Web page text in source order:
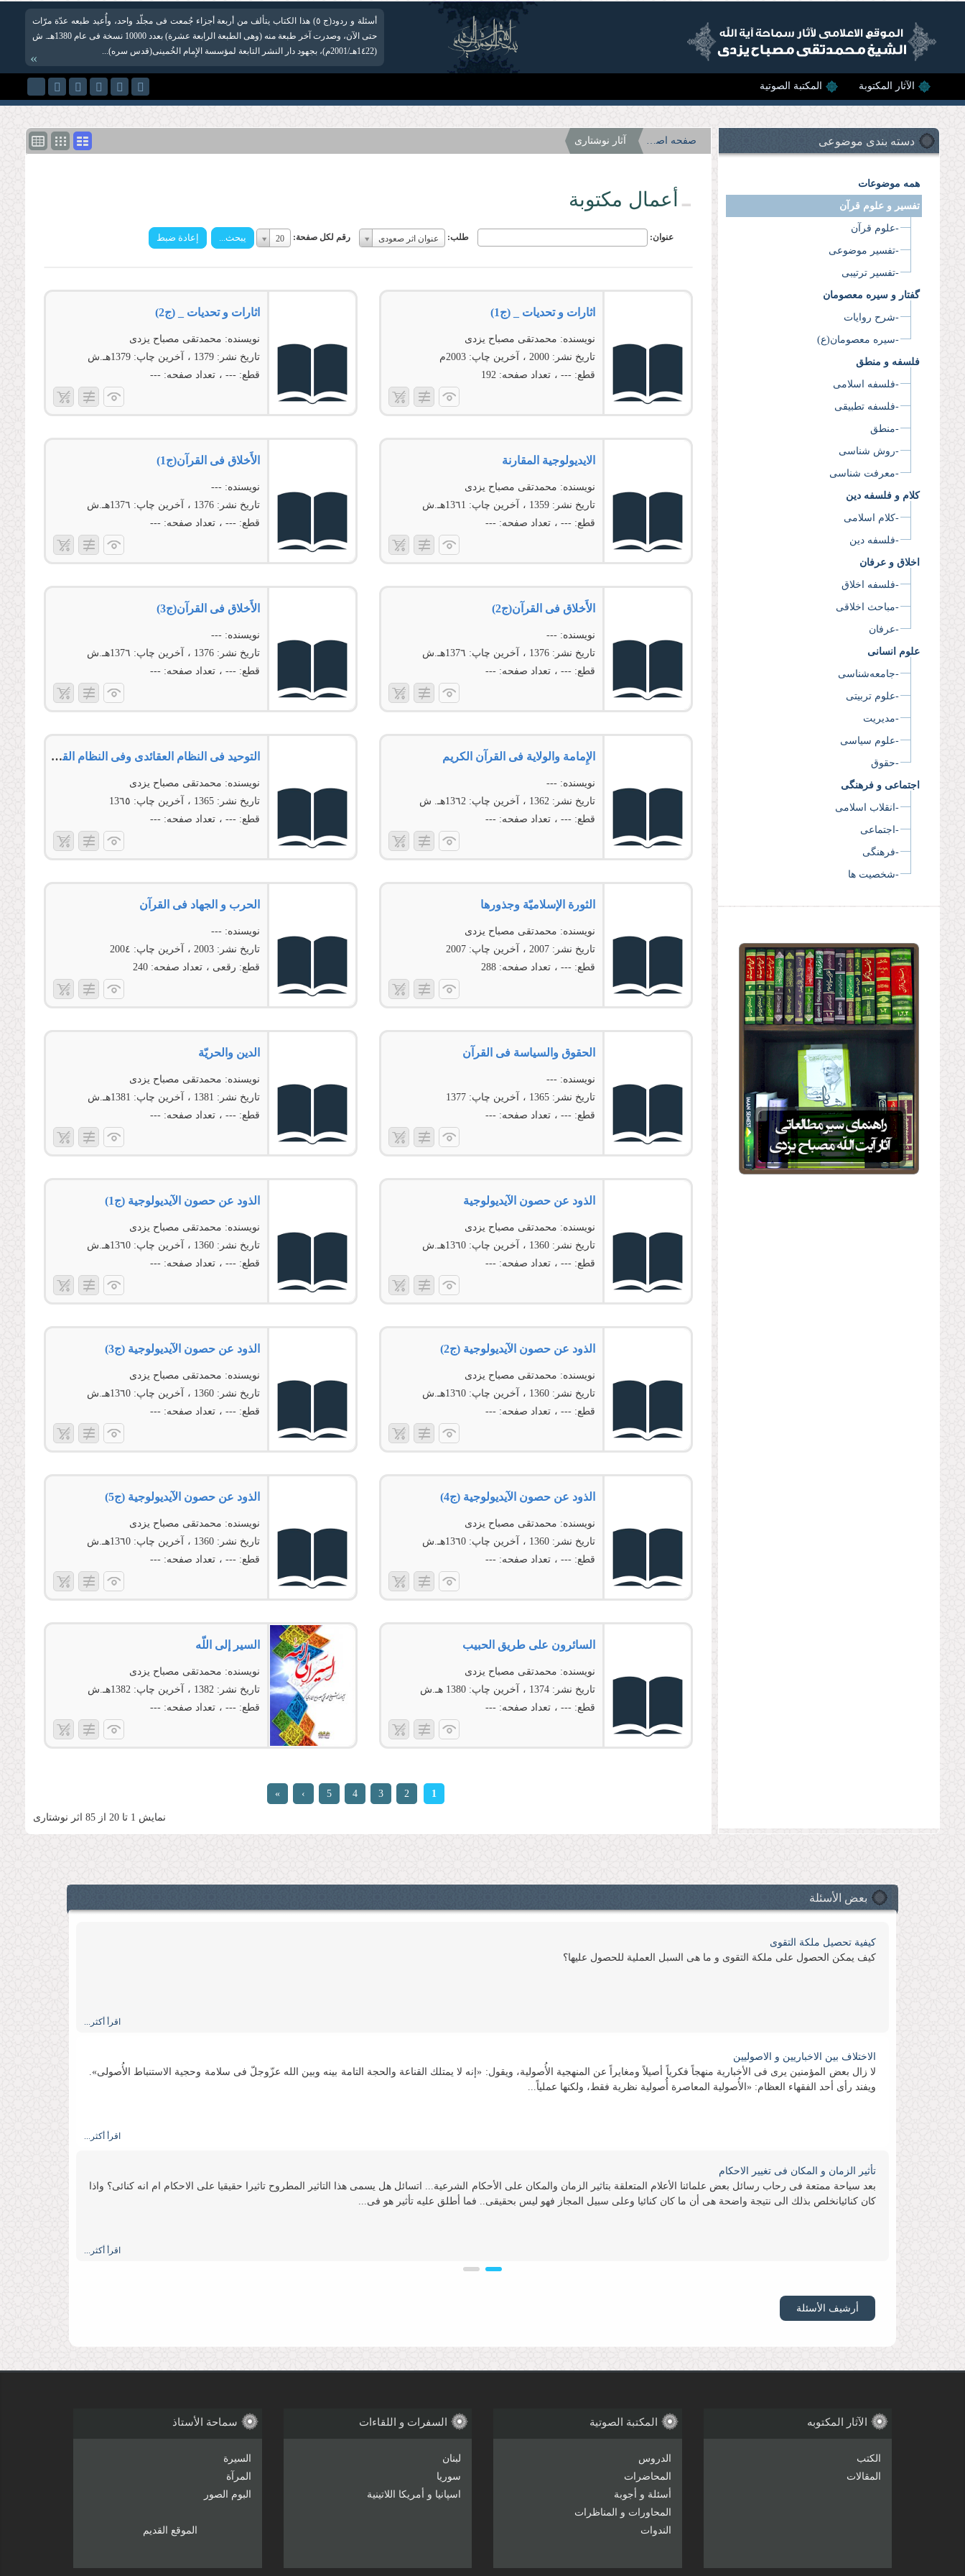
أسئلة و ردود(ج ٥) هذا الكتاب یتألف من أربعة أجزاء جُمعت فی مجلّد واحد، وأُعید طبعه عدّة مرّات
حتى الآن، وصدرت آخر طبعة منه (وهی الطبعة الرابعة عشرة) بعدد 10000 نسخة فی عام 1380هـ. ش
(1٤22هـ/2001م)، بجهود دار النشر التابعة لمؤسسة الإِمام الخُمینی(قدس سره)...
»
الآثار المکتوبة المکتبة الصوتية
دسته بندی موضوعی
همه موضوعات
تفسیر و علوم قرآن
-علوم قرآن
-تفسیر موضوعی
-تفسیر ترتیبی
گفتار و سیره معصومان
-شرح روایات
-سیره معصومان(ع)
فلسفه و منطق
-فلسفه اسلامی
-فلسفه تطبیقی
-منطق
-روش شناسی
-معرفت شناسی
کلام و فلسفه دین
-کلام اسلامی
-فلسفه دین
اخلاق و عرفان
-فلسفه اخلاق
-مباحث اخلاقی
-عرفان
علوم انسانی
-جامعه‌شناسی
-علوم تربیتی
-مدیریت
-علوم سیاسی
-حقوق
اجتماعی و فرهنگی
-انقلاب اسلامی
-اجتماعی
-فرهنگی
-شخصیت ها
صفحه اصلی آثار نوشتاری
أعمال مكتوبة
عنوان: طلب: عنوان اثر صعودی
طلب:
رقم لكل صفحة: 20
رقم
لكل
صفحة:
اثارات و تحدیات _ (ج1)
نویسنده: محمدتقی مصباح یزدی
تاریخ نشر:2000 آخرین چاپ:2003م
قطع:--- تعداد صفحه:192
اثارات و تحدیات _ (ج2)
نویسنده: محمدتقی مصباح یزدی
تاریخ نشر:1379 آخرین چاپ:1379هـ.ش
قطع:--- تعداد صفحه:---
الایدیولوجیة المقارنة
نویسنده: محمدتقی مصباح یزدی
تاریخ نشر:1359 آخرین چاپ: 13٦1هـ.ش
قطع:--- تعداد صفحه:---
الأَخلاق فی القرآن(ج1)
نویسنده:---
تاریخ نشر:1376 آخرین چاپ: 137٦هـ.ش
قطع:--- تعداد صفحه:---
الأَخلاق فی القرآن(ج2)
نویسنده:---
تاریخ نشر:1376 آخرین چاپ: 137٦هـ.ش
قطع:--- تعداد صفحه:---
الأَخلاق فی القرآن(ج3)
نویسنده:---
تاریخ نشر:1376 آخرین چاپ: 137٦هـ.ش
قطع:--- تعداد صفحه:---
الإِمامة والولایة فی القرآن الكریم
نویسنده:---
تاریخ نشر:1362 آخرین چاپ:13٦2هـ. ش
قطع:--- تعداد صفحه:---
التوحید فی النظام العقائدی وفی النظام القیمی الإِسلامی
نویسنده: محمدتقی مصباح یزدی
تاریخ نشر:1365 آخرین چاپ: 13٦٥
قطع:--- تعداد صفحه:---
الثورة الإسلامیّة وجذورها
نویسنده: محمدتقی مصباح یزدی
تاریخ نشر:2007 آخرین چاپ:2007
قطع:--- تعداد صفحه:288
الحرب و الجهاد فی القرآن
نویسنده:---
تاریخ نشر:2003 آخرین چاپ: 200٤
قطع: رقعی تعداد صفحه:240
الحقوق والسیاسة فی القرآن
نویسنده:---
تاریخ نشر:1365 آخرین چاپ:1377
قطع:--- تعداد صفحه:---
الدین والحریّة
نویسنده: محمدتقی مصباح یزدی
تاریخ نشر: 1381 آخرین چاپ: 1381هـ.ش
قطع:--- تعداد صفحه:---
الذود عن حصون الآیدیولوجیة
نویسنده: محمدتقی مصباح یزدی
تاریخ نشر:1360 آخرین چاپ:13٦0هـ.ش
قطع:--- تعداد صفحه:---
الذود عن حصون الآیدیولوجیة (ج1)
نویسنده: محمدتقی مصباح یزدی
تاریخ نشر:1360 آخرین چاپ:13٦0هـ.ش
قطع:--- تعداد صفحه:---
الذود عن حصون الآیدیولوجیة (ج2)
نویسنده: محمدتقی مصباح یزدی
تاریخ نشر:1360 آخرین چاپ:13٦0هـ.ش
قطع:--- تعداد صفحه:---
الذود عن حصون الآیدیولوجیة (ج3)
نویسنده: محمدتقی مصباح یزدی
تاریخ نشر:1360 آخرین چاپ:13٦0هـ.ش
قطع:--- تعداد صفحه:---
الذود عن حصون الآیدیولوجیة (ج4)
نویسنده: محمدتقی مصباح یزدی
تاریخ نشر:1360 آخرین چاپ:13٦0هـ.ش
قطع:--- تعداد صفحه:---
الذود عن حصون الآیدیولوجیة (ج5)
نویسنده: محمدتقی مصباح یزدی
تاریخ نشر:1360 آخرین چاپ:13٦0هـ.ش
قطع:--- تعداد صفحه:---
السائرون على طریق الحبیب
نویسنده: محمدتقی مصباح یزدی
تاریخ نشر:1374 آخرین چاپ:1380 هـ.ش
قطع:--- تعداد صفحه:---
السیر إلى اللّه
نویسنده: محمدتقی مصباح یزدی
تاریخ نشر:1382 آخرین چاپ:1382هـ.ش
قطع:--- تعداد صفحه:---
1
2
3
4
5
›
»
نمایش 1 تا 20 از 85 اثر نوشتاری
بعض الأسئلة
كیفیة تحصیل ملكة التقوى
كیف یمكن الحصول على ملكة التقوى و ما هی السبل العملیة للحصول علیها؟
اقرأ أكثر...
الاختلاف بین الاخباریین و الاصولیین
لا زال بعض المؤمنین یرى فی الأخباریة منهجاً فكریاً أصیلاً ومغایراً عن المنهجیة الأُصولیة، ویقول: «إنه لا یمتلك القناعة والحجة التامة بینه وبین الله عزّوجلّ فی سلامة وحجیة الاستنباط الأُصولی».
ویفند رأی أحد الفقهاء العظام: «الأُصولیة المعاصرة أُصولیة نظریة فقط، ولكنها عملیاً...
اقرأ أكثر...
تأثیر الزمان و المكان فی تغییر الاحكام
بعد سیاحة ممتعة فی رحاب رسائل بعض علمائنا الأعلام المتعلقة بتاثیر الزمان والمكان على الأحكام الشرعیة... اتسائل هل یسمى هذا التاثیر المطروح تاثیرا حقیقیا على الاحكام ام انه كنائی؟ واذا
كان كنائیانخلص بذلك الى نتیجة واضحة هی أن ما كان كنائیا وعلى سبیل المجاز فهو لیس بحقیقی.. فما أطلق علیه تأثیر هو فی...
اقرأ أكثر...
السلام علیكم ورحمة الله وبركاته ما رأی سماحتكم بوجوب تقلید الأعلم ؟ وماالدلیل ؟ الرجاء التوضیح بشیء من التفصیل ﻋلاء حسن الجامعة العالمیة للعلوم الإسلامیة
سماحة آیة الله مصباح الیزدی دام ظله الوارف السلام علیكم ورحمة الله وبركاته . السؤال: البعض یدعو إلی ترك ممارسة التطبیر بصورة علنیة أمام مرأی العالم لا لأنهم یعارضون حكم الفقیه
ولكن من باب أن التطبیر لا یصلح أن یكون وسیلة دعویة إلی الإمام الحسین وإلی مذهب الحق . لذلك ینبغی علی من یمارس التطبیر...
هل یقول سماحتكم دام ظلكم بإجتهاد السید علی الخامنئی دام ظله ؟
أرشیف الأسئلة
الآثار المکتوبه
الکتب
المقالات
المکتبة الصوتية
الدروس
المحاضرات
أسئلة و أجوبة
المحاورات و المناظرات
الندوات
السفرات و اللقاءات
لبنان
سوريا
اسپانيا و أمريکا اللاتينية
سماحة الأستاذ
السيرة
المرآة
البوم الصور
الموقع القدیم